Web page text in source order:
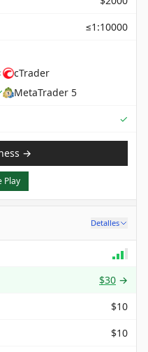
≤1:10000
cTrader
MetaTrader 5
✓
→
Play
Detalles
$30 →
$10
$10